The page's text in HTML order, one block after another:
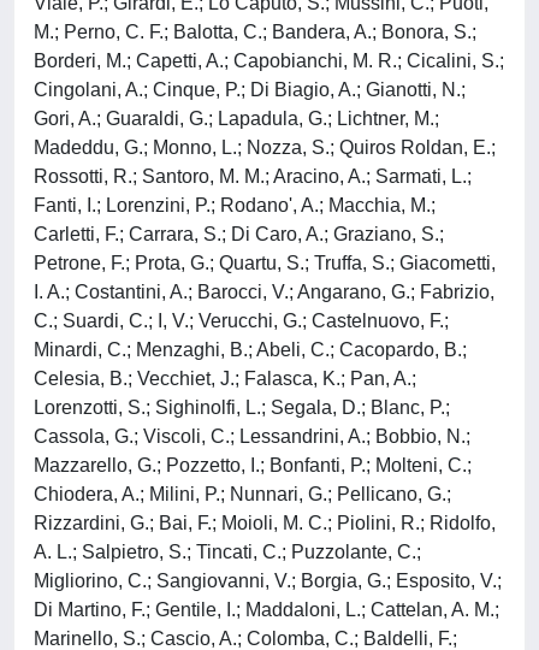
M.; Perno, C. F.; Balotta, C.; Bandera, A.; Bonora, S.;
Borderi, M.; Capetti, A.; Capobianchi, M. R.; Cicalini, S.;
Cingolani, A.; Cinque, P.; Di Biagio, A.; Gianotti, N.;
Gori, A.; Guaraldi, G.; Lapadula, G.; Lichtner, M.;
Madeddu, G.; Monno, L.; Nozza, S.; Quiros Roldan, E.;
Rossotti, R.; Santoro, M. M.; Aracino, A.; Sarmati, L.;
Fanti, I.; Lorenzini, P.; Rodano', A.; Macchia, M.;
Carletti, F.; Carrara, S.; Di Caro, A.; Graziano, S.;
Petrone, F.; Prota, G.; Quartu, S.; Truffa, S.; Giacometti,
I. A.; Costantini, A.; Barocci, V.; Angarano, G.; Fabrizio,
C.; Suardi, C.; I, V.; Verucchi, G.; Castelnuovo, F.;
Minardi, C.; Menzaghi, B.; Abeli, C.; Cacopardo, B.;
Celesia, B.; Vecchiet, J.; Falasca, K.; Pan, A.;
Lorenzotti, S.; Sighinolfi, L.; Segala, D.; Blanc, P.;
Cassola, G.; Viscoli, C.; Lessandrini, A.; Bobbio, N.;
Mazzarello, G.; Pozzetto, I.; Bonfanti, P.; Molteni, C.;
Chiodera, A.; Milini, P.; Nunnari, G.; Pellicano, G.;
Rizzardini, G.; Bai, F.; Moioli, M. C.; Piolini, R.; Ridolfo,
A. L.; Salpietro, S.; Tincati, C.; Puzzolante, C.;
Migliorino, C.; Sangiovanni, V.; Borgia, G.; Esposito, V.;
Di Martino, F.; Gentile, I.; Maddaloni, L.; Cattelan, A. M.;
Marinello, S.; Cascio, A.; Colomba, C.; Baldelli, F.;